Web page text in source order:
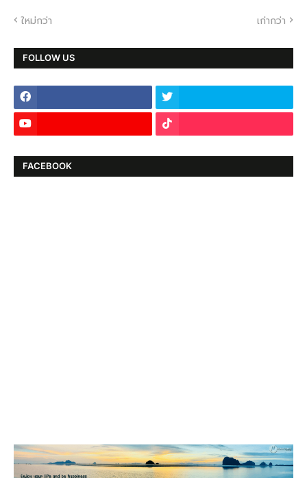
ใหม่กว่า เก่ากว่า
FOLLOW US
FACEBOOK